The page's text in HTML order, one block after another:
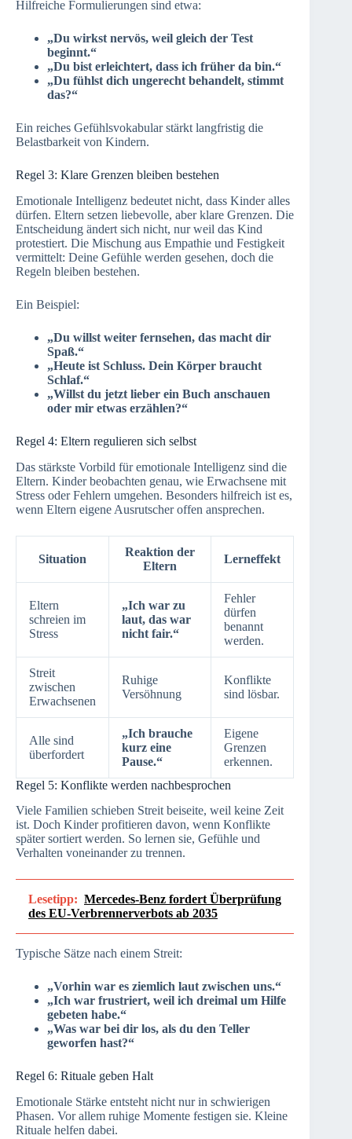
Hilfreiche Formulierungen sind etwa:
„Du wirkst nervös, weil gleich der Test
beginnt.“
„Du bist erleichtert, dass ich früher da bin.“
„Du fühlst dich ungerecht behandelt, stimmt
das?“
Ein reiches Gefühlsvokabular stärkt langfristig die
Belastbarkeit von Kindern.
Regel 3: Klare Grenzen bleiben bestehen
Emotionale Intelligenz bedeutet nicht, dass Kinder alles
dürfen. Eltern setzen liebevolle, aber klare Grenzen. Die
Entscheidung ändert sich nicht, nur weil das Kind
protestiert. Die Mischung aus Empathie und Festigkeit
vermittelt: Deine Gefühle werden gesehen, doch die
Regeln bleiben bestehen.
Ein Beispiel:
„Du willst weiter fernsehen, das macht dir
Spaß.“
„Heute ist Schluss. Dein Körper braucht
Schlaf.“
„Willst du jetzt lieber ein Buch anschauen
oder mir etwas erzählen?“
Regel 4: Eltern regulieren sich selbst
Das stärkste Vorbild für emotionale Intelligenz sind die
Eltern. Kinder beobachten genau, wie Erwachsene mit
Stress oder Fehlern umgehen. Besonders hilfreich ist es,
wenn Eltern eigene Ausrutscher offen ansprechen.
Situation
Reaktion der
Eltern
Lerneffekt
Eltern
schreien im
Stress
„Ich war zu
laut, das war
nicht fair.“
Fehler
dürfen
benannt
werden.
Streit
zwischen
Erwachsenen
Ruhige
Versöhnung
Konflikte
sind lösbar.
Alle sind
überfordert
„Ich brauche
kurz eine
Pause.“
Eigene
Grenzen
erkennen.
Regel 5: Konflikte werden nachbesprochen
Viele Familien schieben Streit beiseite, weil keine Zeit
ist. Doch Kinder profitieren davon, wenn Konflikte
später sortiert werden. So lernen sie, Gefühle und
Verhalten voneinander zu trennen.
Lesetipp: Mercedes-Benz fordert Überprüfung
des EU-Verbrennerverbots ab 2035
Typische Sätze nach einem Streit:
„Vorhin war es ziemlich laut zwischen uns.“
„Ich war frustriert, weil ich dreimal um Hilfe
gebeten habe.“
„Was war bei dir los, als du den Teller
geworfen hast?“
Regel 6: Rituale geben Halt
Emotionale Stärke entsteht nicht nur in schwierigen
Phasen. Vor allem ruhige Momente festigen sie. Kleine
Rituale helfen dabei.